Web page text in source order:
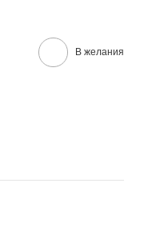
В желания